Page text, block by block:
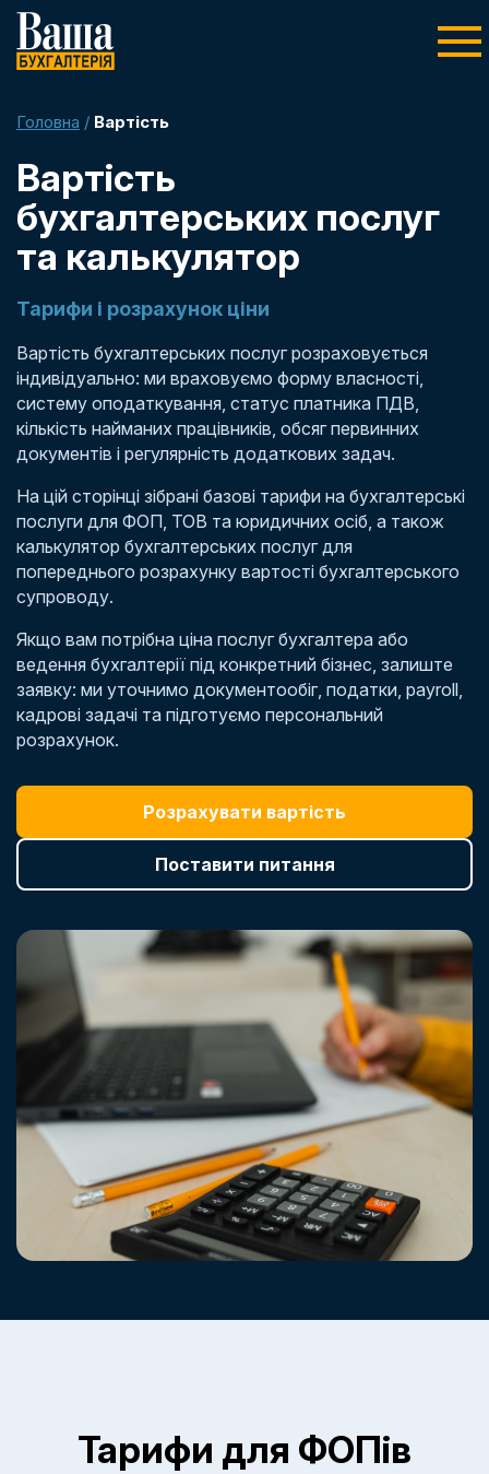
Головна / Вартість
Вартість
бухгалтерських послуг
та калькулятор
Тарифи і розрахунок ціни
Вартість бухгалтерських послуг розраховується
індивідуально: ми враховуємо форму власності,
систему оподаткування, статус платника ПДВ,
кількість найманих працівників, обсяг первинних
документів і регулярність додаткових задач.
На цій сторінці зібрані базові тарифи на бухгалтерські
послуги для ФОП, ТОВ та юридичних осіб, а також
калькулятор бухгалтерських послуг для
попереднього розрахунку вартості бухгалтерського
супроводу.
Якщо вам потрібна ціна послуг бухгалтера або
ведення бухгалтерії під конкретний бізнес, залиште
заявку: ми уточнимо документообіг, податки, payroll,
кадрові задачі та підготуємо персональний
розрахунок.
Розрахувати вартість
Поставити питання
Тарифи для ФОПів